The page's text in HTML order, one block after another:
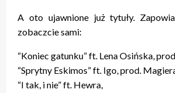
A oto ujawnione już tytuły.
zobaczcie sami:
“Koniec gatunku” ft. Lena Osińska,
“Sprytny Eskimos” ft. Igo, prod.
“I tak, i nie” ft. Hewra,